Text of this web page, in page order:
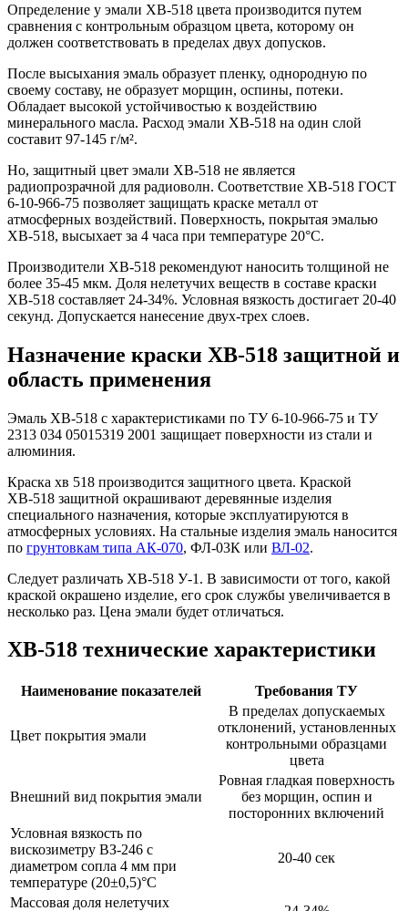
Определение у эмали ХВ-518 цвета производится путем
сравнения с контрольным образцом цвета, которому он
должен соответствовать в пределах двух допусков.
После высыхания эмаль образует пленку, однородную по
своему составу, не образует морщин, оспины, потеки.
Обладает высокой устойчивостью к воздействию
минерального масла. Расход эмали ХВ-518 на один слой
составит 97-145 г/м².
Но, защитный цвет эмали ХВ-518 не является
радиопрозрачной для радиоволн. Соответствие ХВ-518 ГОСТ
6-10-966-75 позволяет защищать краске металл от
атмосферных воздействий. Поверхность, покрытая эмалью
ХВ-518, высыхает за 4 часа при температуре 20°C.
Производители ХВ-518 рекомендуют наносить толщиной не
более 35-45 мкм. Доля нелетучих веществ в составе краски
ХВ-518 составляет 24-34%. Условная вязкость достигает 20-40
секунд. Допускается нанесение двух-трех слоев.
Назначение краски ХВ-518 защитной и
область применения
Эмаль ХВ-518 с характеристиками по ТУ 6-10-966-75 и ТУ
2313 034 05015319 2001 защищает поверхности из стали и
алюминия.
Краска хв 518 производится защитного цвета. Краской
ХВ-518 защитной окрашивают деревянные изделия
специального назначения, которые эксплуатируются в
атмосферных условиях. На стальные изделия эмаль наносится
по грунтовкам типа АК-070, ФЛ-03К или ВЛ-02.
Следует различать ХВ-518 У-1. В зависимости от того, какой
краской окрашено изделие, его срок службы увеличивается в
несколько раз. Цена эмали будет отличаться.
ХВ-518 технические характеристики
Наименование показателей Требования ТУ
Цвет покрытия эмали
В пределах допускаемых
отклонений, установленных
контрольными образцами
цвета
Внешний вид покрытия эмали
Ровная гладкая поверхность
без морщин, оспин и
посторонних включений
Условная вязкость по
вискозиметру ВЗ-246 с
диаметром сопла 4 мм при
температуре (20±0,5)°С
20-40 сек
Массовая доля нелетучих